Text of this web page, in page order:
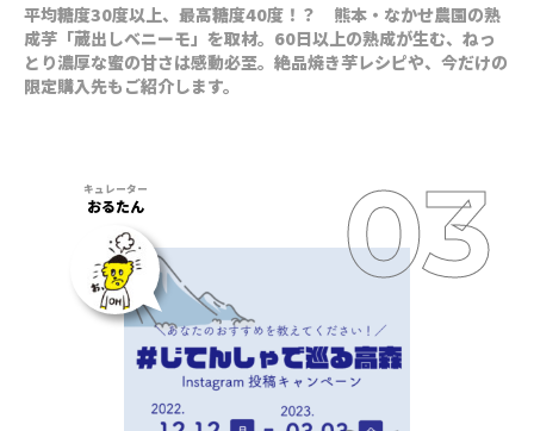
平均糖度30度以上、最高糖度40度！？ 熊本・なかせ農園の熟
成芋「蔵出しベニーモ」を取材。60日以上の熟成が生む、ねっ
とり濃厚な蜜の甘さは感動必至。絶品焼き芋レシピや、今だけの
限定購入先もご紹介します。
おるたん